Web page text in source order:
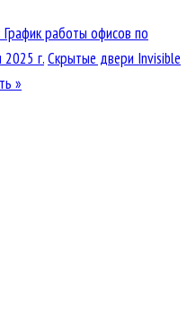
График работы офисов по
2025 г.Скрытые двери Invisible
»